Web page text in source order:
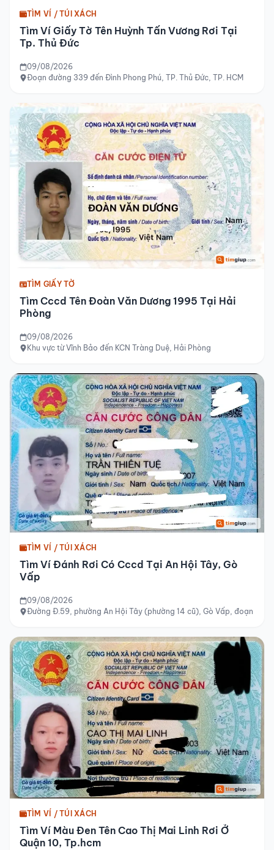
TÌM VÍ / TÚI XÁCH
Tìm Ví Giấy Tờ Tên Huỳnh Tấn Vương Rơi Tại
Tp. Thủ Đức
09/08/2026
Đoạn đường 339 đến Đình Phong Phú, TP. Thủ Đức, TP. HCM
TÌM GIẤY TỜ
Tìm Cccd Tên Đoàn Văn Dương 1995 Tại Hải
Phòng
09/08/2026
Khu vực từ Vĩnh Bảo đến KCN Tràng Duệ, Hải Phòng
TÌM VÍ / TÚI XÁCH
Tìm Ví Đánh Rơi Có Cccd Tại An Hội Tây, Gò
Vấp
09/08/2026
Đường Đ.59, phường An Hội Tây (phường 14 cũ), Gò Vấp, đoạn từ
TÌM VÍ / TÚI XÁCH
Tìm Ví Màu Đen Tên Cao Thị Mai Linh Rơi Ở
Quận 10, Tp.hcm